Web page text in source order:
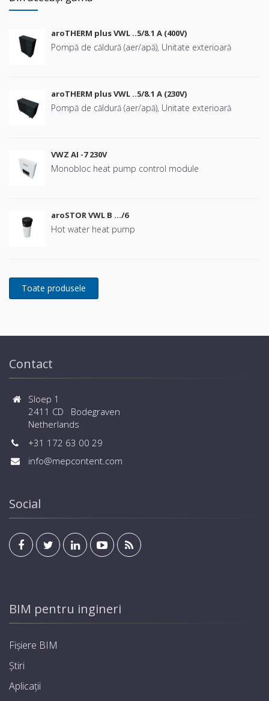
aroTHERM plus VWL ..5/8.1 A (400V)
Pompă de căldură (aer/apă), Unitate exterioară
aroTHERM plus VWL ..5/8.1 A (230V)
Pompă de căldură (aer/apă), Unitate exterioară
VWZ AI -7 230V
Monobloc heat pump control module
aroSTOR VWL B …/6
Hot water heat pump
Contact
Sloep 1
2411 CD Bodegraven
Netherlands
+31 172 63 00 29
info@mepcontent.com
Social
BIM pentru ingineri
Fișiere BIM
Știri
Aplicații